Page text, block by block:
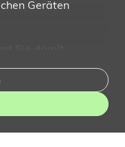
Geräten
diese Daten an
Cookies. In
nicht auf Sie